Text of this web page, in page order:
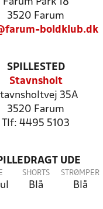
Farum Park 18
3520 Farum
boldklub.dk
SPILLESTED
Stavnsholt
35A
3520 Farum
Tlf: 4495 5103
UDE
SHORTS
Blå
STRØMPER
Blå